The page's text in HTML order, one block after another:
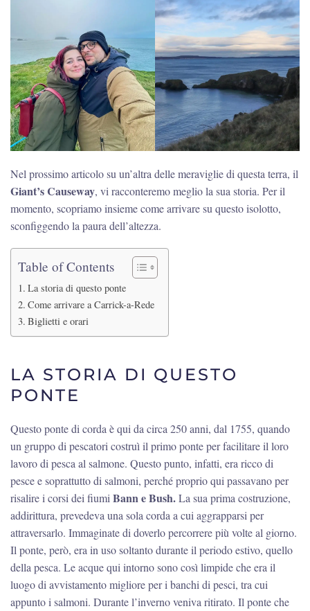
Nel prossimo articolo su un’altra delle meraviglie di questa terra, il
Giant’s Causeway, vi racconteremo meglio la sua storia. Per il
momento, scopriamo insieme come arrivare su questo isolotto,
sconfiggendo la paura dell’altezza.
Table of Contents
La storia di questo ponte
Come arrivare a Carrick-a-Rede
Biglietti e orari
LA STORIA DI QUESTO
PONTE
Questo ponte di corda è qui da circa 250 anni, dal 1755, quando
un gruppo di pescatori costruì il primo ponte per facilitare il loro
lavoro di pesca al salmone. Questo punto, infatti, era ricco di
pesce e soprattutto di salmoni, perché proprio qui passavano per
risalire i corsi dei fiumiBann e Bush.La sua prima costruzione,
addirittura, prevedeva una sola corda a cui aggrapparsi per
attraversarlo. Immaginate di doverlo percorrere più volte al giorno.
Il ponte, però, era in uso soltanto durante il periodo estivo, quello
della pesca. Le acque qui intorno sono così limpide che era il
luogo di avvistamento migliore per i banchi di pesci, tra cui
appunto i salmoni. Durante l’inverno veniva ritirato. Il ponte che